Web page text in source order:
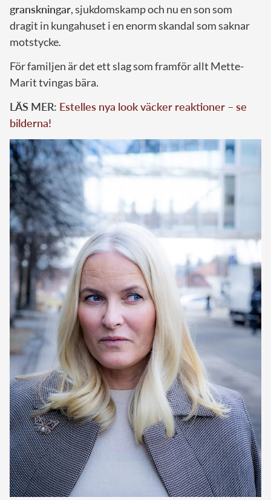
granskningar, sjukdomskamp och nu en son som
dragit in kungahuset i en enorm skandal som saknar
motstycke.
För familjen är det ett slag som framför allt Mette-
Marit tvingas bära.
LÄS MER: Estelles nya look väcker reaktioner – se
bilderna!